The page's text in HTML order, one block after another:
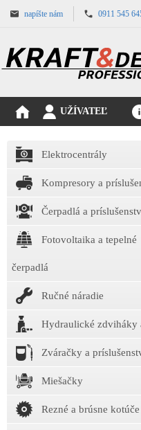
napíšte nám 0911 545
UŽÍVATEĽ
Elektrocentrály
Kompresory a
Čerpadlá a
Fotovoltaika a tepelné
čerpadlá
Ručné náradie
Hydraulické zdviháky
Zváračky a
Miešačky
Rezné a brúsne kotúče